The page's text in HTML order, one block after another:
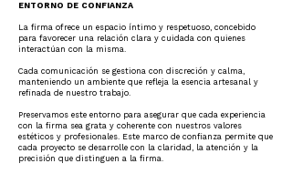
ENTORNO DE CONFIANZA
La firma ofrece un espacio íntimo y respetuoso, concebido
para favorecer una relación clara y cuidada con quienes
interactúan con la misma.
Cada comunicación se gestiona con discreción y calma,
manteniendo un ambiente que refleja la esencia artesanal y
refinada de nuestro trabajo.
Preservamos este entorno para asegurar que cada experiencia
con la firma sea grata y coherente con nuestros valores
estéticos y profesionales. Este marco de confianza permite que
cada proyecto se desarrolle con la claridad, la atención y la
precisión que distinguen a la firma.